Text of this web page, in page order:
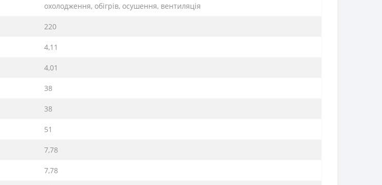
охолодження, обігрів, осушення, вентиляція
220
4,11
4,01
38
38
51
7,78
7,78